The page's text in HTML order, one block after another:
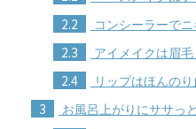
2.2 コンシーラーで
2.3 アイメイクは眉
2.4 リップはほんの
3 お風呂上がりにササっ